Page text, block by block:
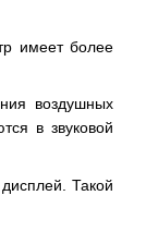
имеет более
воздушных
в звуковой
Такой